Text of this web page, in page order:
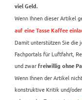
viel Geld.
Wenn Ihnen dieser Artikel
auf eine Tasse Kaffee
Damit unterstützen Sie die
Fachportals für Luftfahrt,
und zwar freiwillig ohne
Wenn Ihnen der Artikel
konstruktive Kritik und/